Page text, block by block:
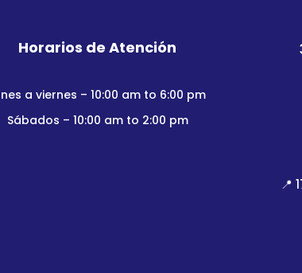
Horarios de Atención
a viernes – 10:00 am to 6:00 pm
Sábados – 10:00 am to 2:00 pm
📍